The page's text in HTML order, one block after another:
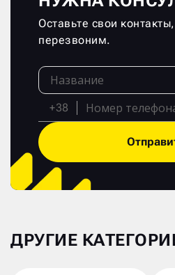
Оставьте свои
перезвоним.
+38
ДРУГИЕ